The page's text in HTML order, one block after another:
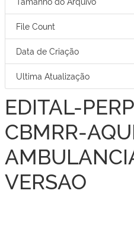
File Count
Data de Criação
Ultima Atualização
EDITAL-
CBMRR-
VERSAO